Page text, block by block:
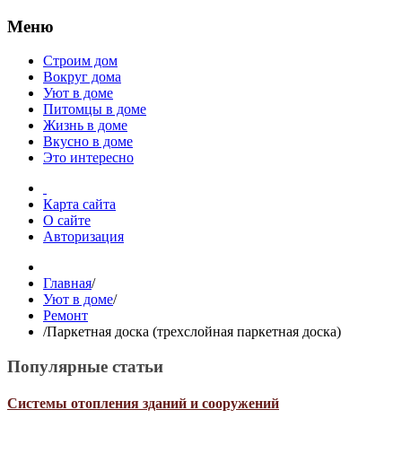
Меню
Строим дом
Вокруг дома
Уют в доме
Питомцы в доме
Жизнь в доме
Вкусно в доме
Это интересно
Карта сайта
О сайте
Авторизация
Главная/
Уют в доме/
Ремонт
/Паркетная доска (трехслойная паркетная доска)
Популярные статьи
Системы отопления зданий и сооружений